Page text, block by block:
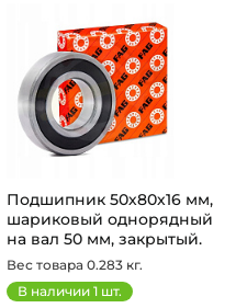
Подшипник 50х80х16 мм,
шариковый однорядный
на вал 50 мм, закрытый.
Арт...
Вес товара 0.283 кг.
В наличии 1 шт.